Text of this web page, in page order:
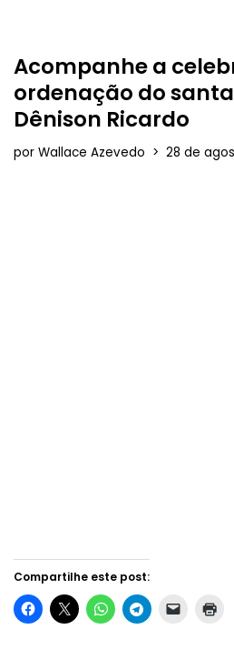
Acompanhe a
ordenação do
Dênison Ricardo
por Wallace Azevedo 28 de
Compartilhe este post: